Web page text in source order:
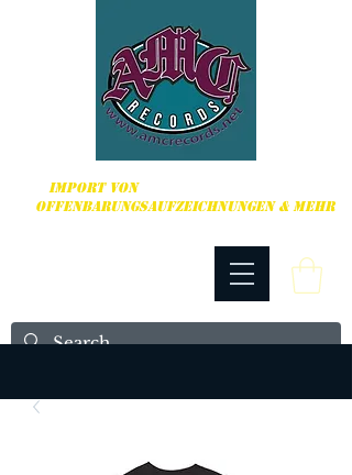
IMPORT VON
OFFENBARUNGSAUFZEICHNUNGEN & MEHR